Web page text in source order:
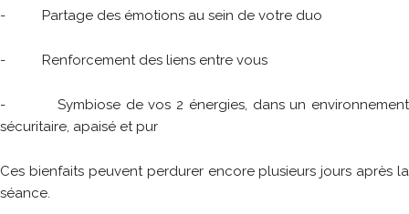
- Partage des émotions au sein de votre duo
- Renforcement des liens entre vous
- Symbiose de vos 2 énergies, dans un environnement
sécuritaire, apaisé et pur
Ces bienfaits peuvent perdurer encore plusieurs jours après la
séance.